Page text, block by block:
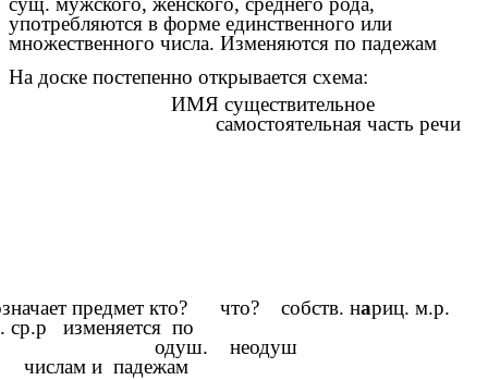
употребляются в форме единственного или
множественного числа. Изменяются по падежам
На доске постепенно открывается схема:
ИМЯ существительное
самостоятельная часть речи
предмет кто? что? собств. нариц. м.р.
ср.р изменяется по
неодуш
и падежам